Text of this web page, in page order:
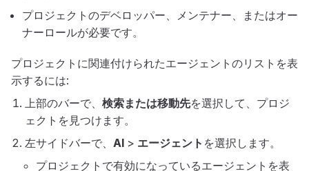
プロジェクトのデベロッパー、メンテナー、またはオー
ナーロールが必要です。
プロジェクトに関連付けられたエージェントのリストを表
示するには:
上部のバーで、 検索または移動先を選択して、プロジ
ェクトを見つけます。
左サイドバーで、 AI > エージェント を選択します。
プロジェクトで有効になっているエージェントを表